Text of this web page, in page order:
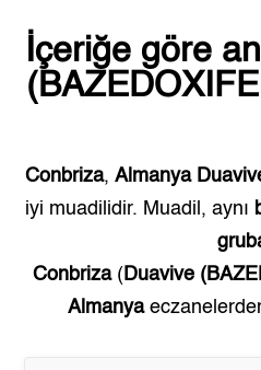
İçeriğe göre
Conbriza, Almanya
iyi muadilidir. Muadil, aynı
Conbriza( Duavive
Almanya